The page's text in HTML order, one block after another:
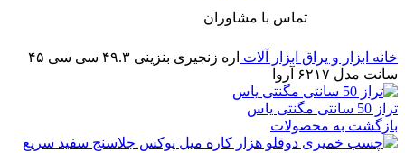
تماس با مشاوران
خانه ابزار و یراق ابزار آلات
اره زنجیری بنزینی ۴۹.۳ سی سی ۴۵
سانت مدل ۶۲۱۷ آروا
تراز 50 سانتی مگنتی یاس
بازگشت به محصولات